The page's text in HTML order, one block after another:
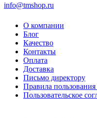
info@tmshop.ru
О компании
Блог
Качество
Контакты
Оплата
Доставка
Письмо директору
Правила
Пользовательское